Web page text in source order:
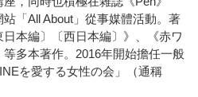
站「All About」從事媒體活動。著
本編〕〔西日本編〕》、《赤ワ
多本著作。2016年開始擔任一般
を愛する女性の会」（通稱